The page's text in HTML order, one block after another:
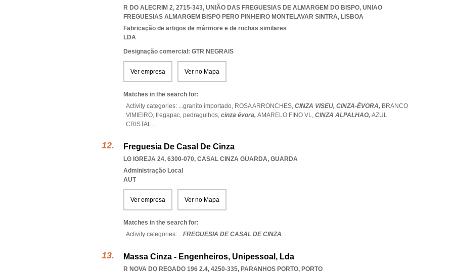
R DO ALECRIM 2, 2715-343, UNIÃO DAS FREGUESIAS DE ALMARGEM DO BISPO, UNIAO
FREGUESIAS ALMARGEM BISPO PERO PINHEIRO MONTELAVAR SINTRA, LISBOA
Fabricação de artigos de mármore e de rochas similares
LDA
Designação comercial: GTR NEGRAIS
Ver empresa Ver no Mapa
Matches in the search for:
Activity categories: ...granito importado, ROSA ARRONCHES, CINZA VISEU, CINZA-ÉVORA, BRANCO
VIMIEIRO, fregapac, pedragulhos, cinza évora, AMARELO FINO VL, CINZA ALPALHAO, AZUL
CRISTAL...
Freguesia De Casal De Cinza
LG IGREJA 24, 6300-070, CASAL CINZA GUARDA, GUARDA
Administração Local
AUT
Ver empresa Ver no Mapa
Matches in the search for:
Activity categories: ...FREGUESIA DE CASAL DE CINZA...
Massa Cinza - Engenheiros, Unipessoal, Lda
R NOVA DO REGADO 196 2.4, 4250-335, PARANHOS PORTO, PORTO